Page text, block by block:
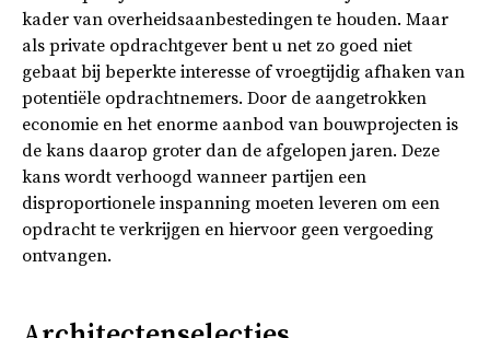
kader van overheidsaanbestedingen te houden. Maar
als private opdrachtgever bent u net zo goed niet
gebaat bij beperkte interesse of vroegtijdig afhaken van
potentiële opdrachtnemers. Door de aangetrokken
economie en het enorme aanbod van bouwprojecten is
de kans daarop groter dan de afgelopen jaren. Deze
kans wordt verhoogd wanneer partijen een
disproportionele inspanning moeten leveren om een
opdracht te verkrijgen en hiervoor geen vergoeding
ontvangen.